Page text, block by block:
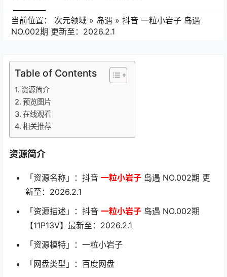
当前位置： 次元领域 » 岛遇 » 抖音 一粒小岩子 岛遇
NO.002期 更新至：2026.2.1
Table of Contents
资源简介
预览图片
在线观看
相关推荐
资源简介
「资源名称」：抖音 一粒小岩子 岛遇 NO.002期 更
新至：2026.2.1
「资源描述」：抖音 一粒小岩子 岛遇 NO.002期
【11P13V】最新至：2026.2.1
「资源模特」：一粒小岩子
「网盘类型」：百度网盘